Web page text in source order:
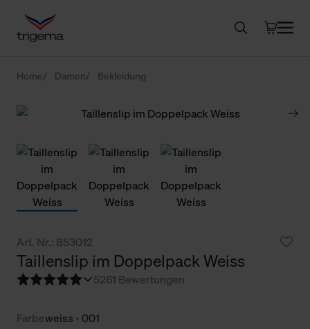
Home Damen Bekleidung
Art. Nr.: 853012
Taillenslip im Doppelpack Weiss
5261 Bewertungen
Farbeweiss - 001